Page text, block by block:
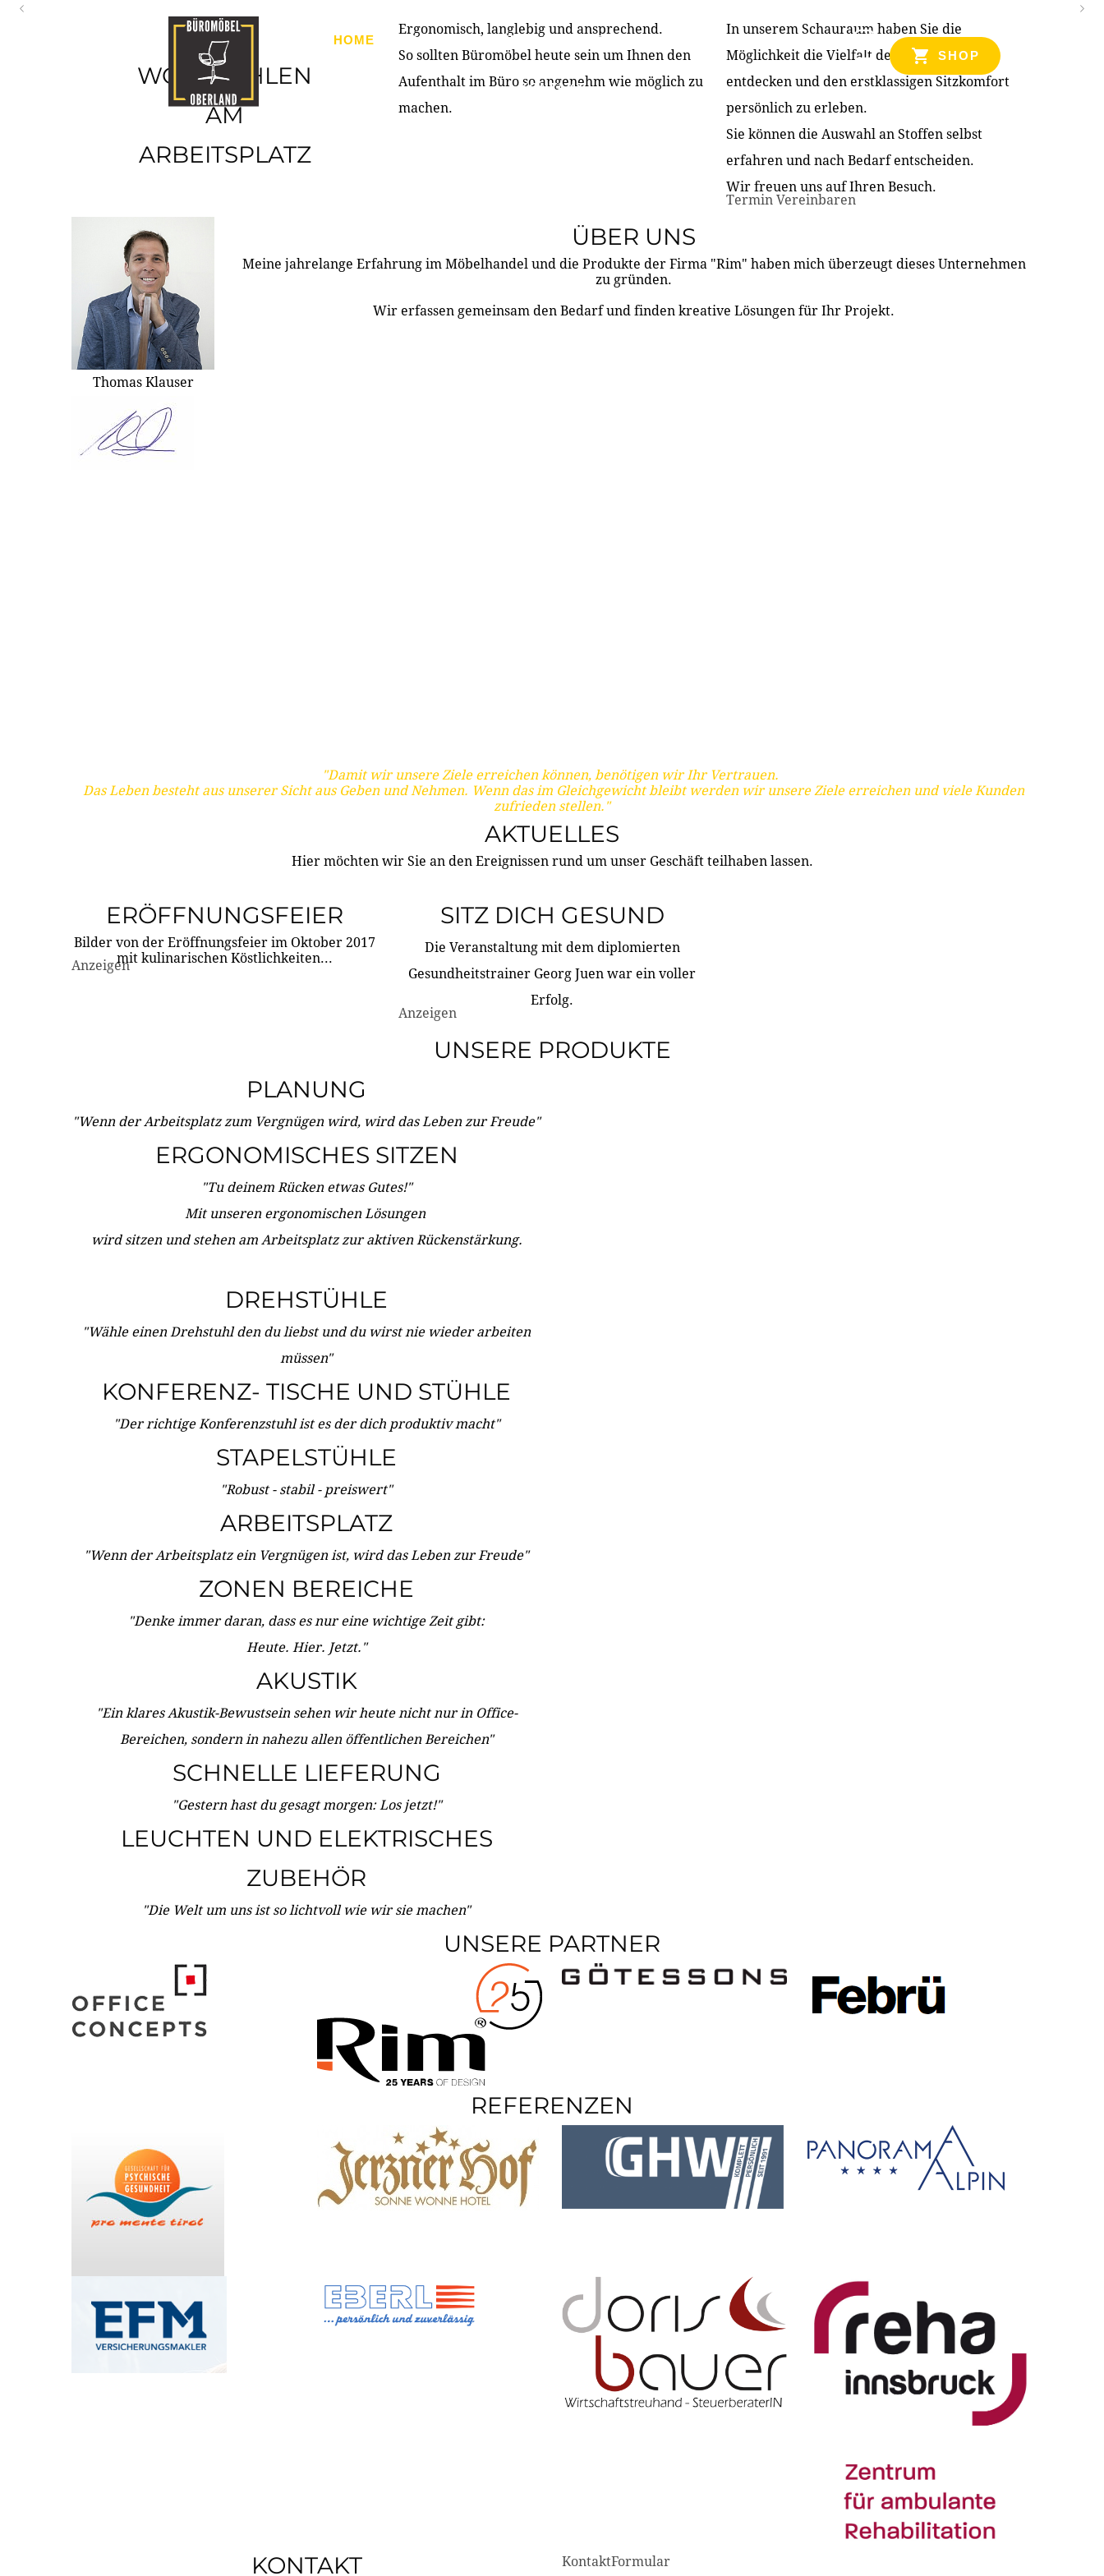
HOME PRODUKTE ÜBER UNS PARTNER & REFERENZEN
KONTAKT
SHOP
WOHLFÜHLEN
AM
ARBEITSPLATZ
Ergonomisch, langlebig und ansprechend.
So sollten Büromöbel heute sein um Ihnen den
Aufenthalt im Büro so angenehm wie möglich zu
machen.
In unserem Schauraum haben Sie die
Möglichkeit die Vielfalt der Produkte zu
entdecken und den erstklassigen Sitzkomfort
persönlich zu erleben.
Sie können die Auswahl an Stoffen selbst
erfahren und nach Bedarf entscheiden.
Wir freuen uns auf Ihren Besuch.
Termin Vereinbaren
Thomas Klauser
ÜBER UNS
Meine jahrelange Erfahrung im Möbelhandel und die Produkte der Firma "Rim" haben mich überzeugt dieses Unternehmen
zu gründen.
Wir erfassen gemeinsam den Bedarf und finden kreative Lösungen für Ihr Projekt.
"Damit wir unsere Ziele erreichen können, benötigen wir Ihr Vertrauen.
Das Leben besteht aus unserer Sicht aus Geben und Nehmen. Wenn das im Gleichgewicht bleibt werden wir unsere Ziele erreichen und viele Kunden
zufrieden stellen."
AKTUELLES
Hier möchten wir Sie an den Ereignissen rund um unser Geschäft teilhaben lassen.
ERÖFFNUNGSFEIER
Bilder von der Eröffnungsfeier im Oktober 2017
mit kulinarischen Köstlichkeiten...
Anzeigen
SITZ DICH GESUND
Die Veranstaltung mit dem diplomierten
Gesundheitstrainer Georg Juen war ein voller
Erfolg.
Anzeigen
UNSERE PRODUKTE
PLANUNG
"Wenn der Arbeitsplatz zum Vergnügen wird, wird das Leben zur Freude"
ERGONOMISCHES SITZEN
"Tu deinem Rücken etwas Gutes!"
Mit unseren ergonomischen Lösungen
wird sitzen und stehen am Arbeitsplatz zur aktiven Rückenstärkung.
DREHSTÜHLE
"Wähle einen Drehstuhl den du liebst und du wirst nie wieder arbeiten
müssen"
KONFERENZ- TISCHE UND STÜHLE
"Der richtige Konferenzstuhl ist es der dich produktiv macht"
STAPELSTÜHLE
"Robust - stabil - preiswert"
ARBEITSPLATZ
"Wenn der Arbeitsplatz ein Vergnügen ist, wird das Leben zur Freude"
ZONEN BEREICHE
"Denke immer daran, dass es nur eine wichtige Zeit gibt:
Heute. Hier. Jetzt."
AKUSTIK
"Ein klares Akustik-Bewustsein sehen wir heute nicht nur in Office-
Bereichen, sondern in nahezu allen öffentlichen Bereichen"
SCHNELLE LIEFERUNG
"Gestern hast du gesagt morgen: Los jetzt!"
LEUCHTEN UND ELEKTRISCHES
ZUBEHÖR
"Die Welt um uns ist so lichtvoll wie wir sie machen"
UNSERE PARTNER
REFERENZEN
KONTAKT KontaktFormular